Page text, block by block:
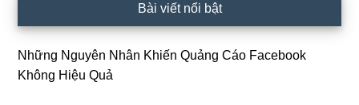
Bài viết nổi bật
Những Nguyên Nhân Khiến Quảng Cáo Facebook
Không Hiệu Quả